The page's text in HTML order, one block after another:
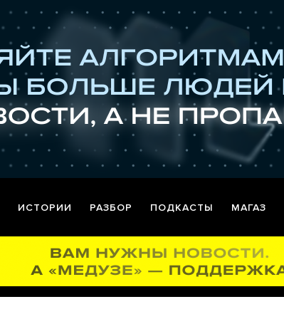
ИСТОРИИ РАЗБОР ПОДКАСТЫ МАГАЗ